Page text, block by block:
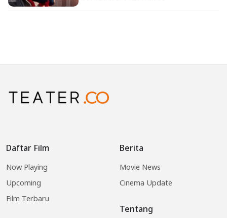
Daftar Film
Now Playing
Upcoming
Film Terbaru
Berita
Movie News
Cinema Update
Tentang